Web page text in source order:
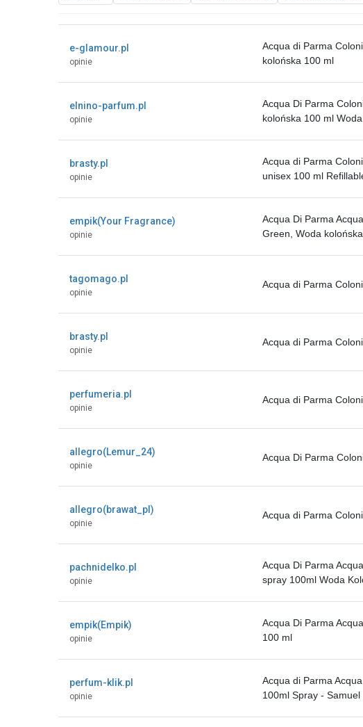
e-glamour.pl
opinie
Acqua di Parma
kolońska 100 ml
elnino-parfum.pl
opinie
Acqua Di Parma
kolońska 100 ml
brasty.pl
opinie
Acqua di Parma
unisex 100 ml
empik(Your Fragrance)
opinie
Acqua Di Parma
Green, Woda
tagomago.pl
opinie
Acqua di Parma
brasty.pl
opinie
Acqua di Parma
perfumeria.pl
opinie
Acqua di Parma
allegro(Lemur_24)
opinie
Acqua Di Parma
allegro(brawat_pl)
opinie
Acqua di Parma
pachnidelko.pl
opinie
Acqua Di Parma
spray 100ml Woda
empik(Empik)
opinie
Acqua Di Parma
100 ml
perfum-klik.pl
opinie
Acqua di Parma
100ml Spray -